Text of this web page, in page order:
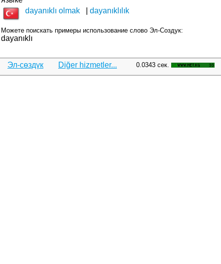
dayanıklı olmak
dayanıklılık
Можете поискать примеры использование слово Эл-Создук:
dayanıklı
Эл-сөздүк Diğer hizmetler... 0.0343 сек.